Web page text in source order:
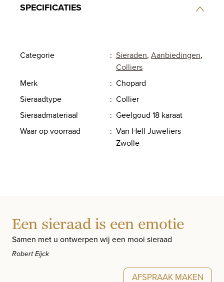
SPECIFICATIES
Categorie : Sieraden, Aanbiedingen,
Colliers
Merk
: Chopard
Sieraadtype
: Collier
Sieraadmateriaal
: Geelgoud 18 karaat
Waar op voorraad
: Van Hell Juweliers
Zwolle
Een sieraad is een emotie
Samen met u ontwerpen wij een mooi sieraad
Robert Eijck
AFSPRAAK MAKEN